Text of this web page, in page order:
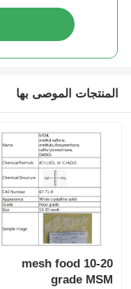
المنزل
المنتجات
فيديوهات
معلومات عنا
المنتجات الموصى بها
10-20 mesh food
grade MSM